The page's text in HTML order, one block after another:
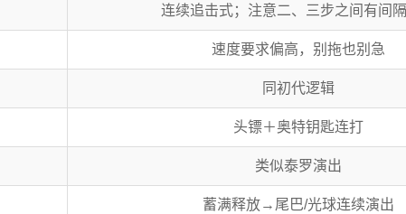
连续追击式；注意二、三步之间有间
速度要求偏高，别拖也别急
同初代逻辑
头镖＋奥特钥匙连打
类似泰罗演出
蓄满释放→尾巴/光球连续演出